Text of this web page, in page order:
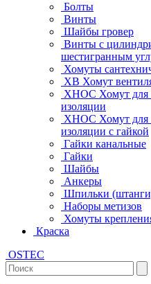
Болты
Винты
Шайбы гровер
Винты с
шестигранным
Хомуты
ХВ Хомут
ХНОС Хомут для
изоляции
ХНОС Хомут для
изоляции с гайкой
Гайки канальные
Гайки
Шайбы
Анкеры
Шпильки
Наборы метизов
Хомуты
Краска
OSTEC